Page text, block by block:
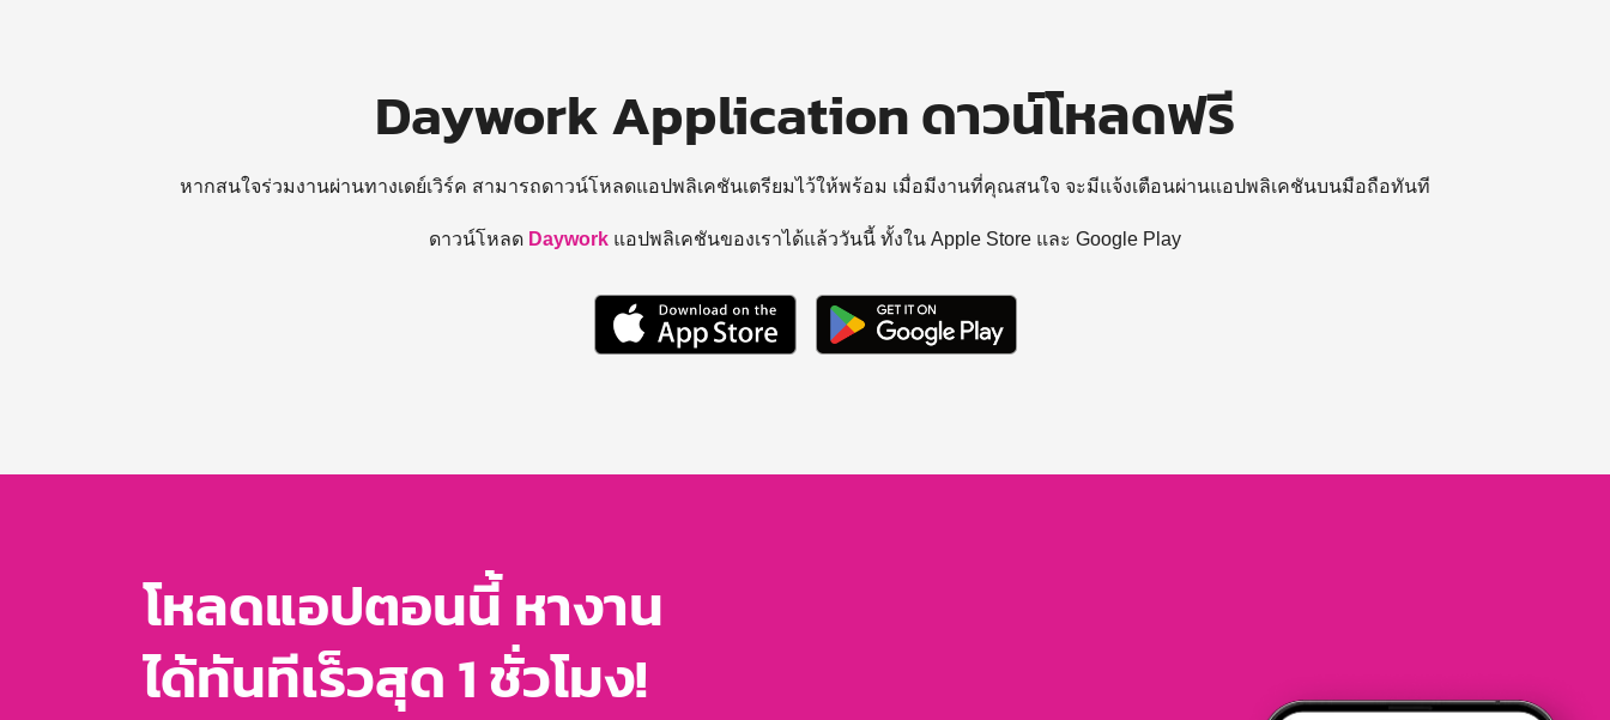
Daywork Application ดาวน์โหลดฟรี
หากสนใจร่วมงานผ่านทางเดย์เวิร์ค สามารถดาวน์โหลดแอปพลิเคชันเตรียมไว้ให้พร้อม เมื่อมีงานที่คุณสนใจ จะมีแจ้งเตือนผ่านแอปพลิเคชันบนมือถือทันที
ดาวน์โหลด Daywork แอปพลิเคชันของเราได้แล้ววันนี้ ทั้งใน Apple Store และ Google Play
โหลดแอปตอนนี้ หางาน
ได้ทันทีเร็วสุด 1 ชั่วโมง!